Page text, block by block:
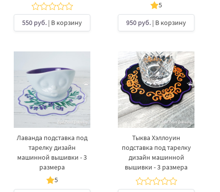
550 руб. | В корзину
5
950 руб. | В корзину
Лаванда подставка под
тарелку дизайн
машинной вышивки - 3
размера
5
Тыква Хэллоуин
подставка под тарелку
дизайн машинной
вышивки - 3 размера